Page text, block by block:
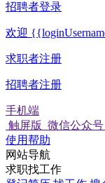
招聘者登录
欢迎
求职者注册
招聘者注册
手机端
触屏版 微信公众号
使用帮助
网站导航
求职找工作